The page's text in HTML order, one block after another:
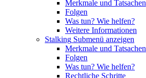
Merkmale und Tatsachen
Folgen
Was tun? Wie helfen?
Weitere Informationen
Stalking Submenü anzeigen
Merkmale und Tatsachen
Folgen
Was tun? Wie helfen?
Rechtliche Schritte